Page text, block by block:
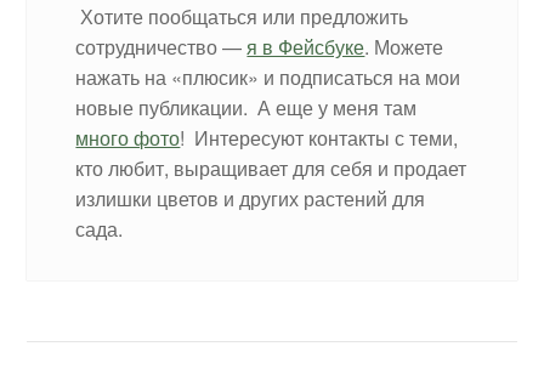
Хотите пообщаться или предложить
сотрудничество —я в Фейсбуке. Можете
нажать на «плюсик» и подписаться на мои
новые публикации. А еще у меня там
много фото! Интересуют контакты с теми,
кто любит, выращивает для себя и продает
излишки цветов и других растений для
сада.